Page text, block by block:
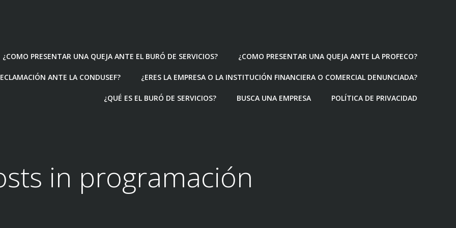
¿COMO PRESENTAR UNA QUEJA ANTE EL BURÓ DE SERVICIOS? ¿COMO PRESENTAR UNA QUEJA ANTE LA PROFECO?
ANTE LA CONDUSEF? ¿ERES LA EMPRESA O LA INSTITUCIÓN FINANCIERA O COMERCIAL DENUNCIADA?
¿QUÉ ES EL BURÓ DE SERVICIOS? BUSCA UNA EMPRESA POLÍTICA DE PRIVACIDAD
in programación